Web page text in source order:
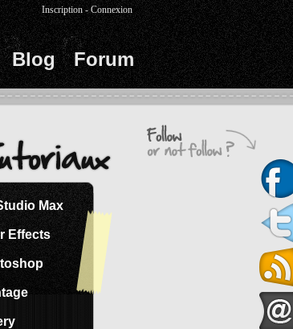
Blog Forum
Inscription -Connexion
Max
Effects